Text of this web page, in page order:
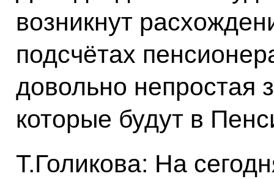
возникнут
подсчётах
довольно непростая
которые будут в
Т.Голикова: На